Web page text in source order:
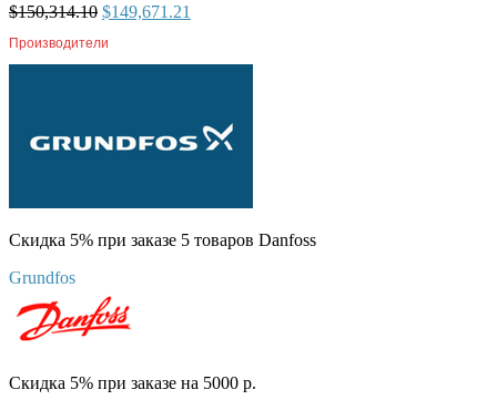
$150,314.10 $149,671.21
Производители
Скидка 5% при заказе 5 товаров Danfoss
Grundfos
Скидка 5% при заказе на 5000 р.